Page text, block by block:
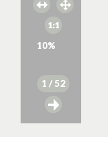
10%
1 / 52